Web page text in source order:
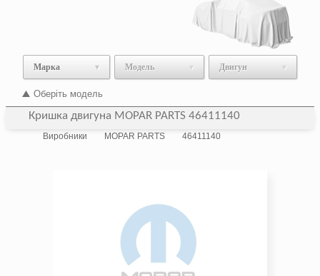
Марка Модель Двигун
Оберіть модель
Кришка двигуна MOPAR PARTS 46411140
Виробники MOPAR PARTS 46411140